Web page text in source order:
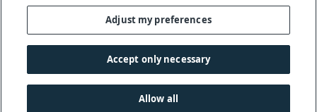
© 2001-2026 Renishaw plc. Vse pravice pridržane.
Stik z nami|Pravne zadeve in skladnost poslovanja|
Dostopnost
Spolno občutljiva raba
Adjust my preferences
Accept only necessary
Allow all